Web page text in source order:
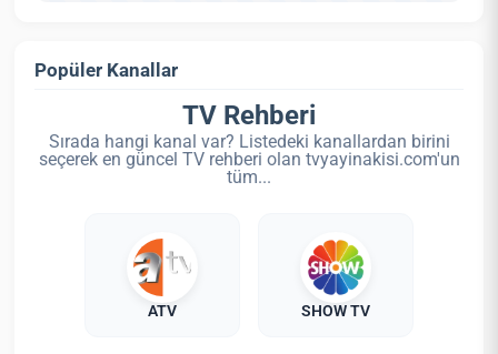
Popüler Kanallar
TV Rehberi
Sırada hangi kanal var? Listedeki kanallardan birini
seçerek en güncel TV rehberi olan tvyayinakisi.com'un
tüm...
ATV SHOW TV